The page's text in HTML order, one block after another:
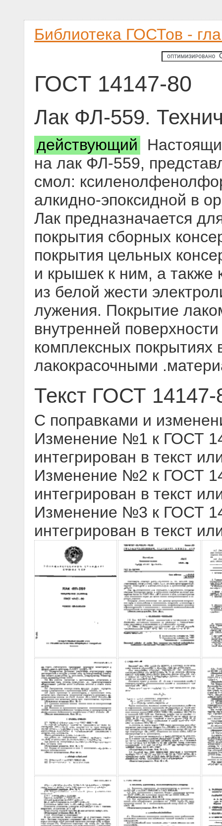
Библиотека ГОСТов -
ГОСТ 14147-80
Лак ФЛ-559.
действующий
на лак ФЛ-559,
смол:
алкидно-эпоксидной в
Лак предназначается
покрытия сборных
покрытия цельных
и крышек к ним, а также
из белой жести
лужения. Покрытие
внутренней
комплексных покрытиях
лакокрасочными
Текст ГОСТ 14147-
С поправками и
Изменение №1 к ГОСТ
интегрирован в текст
Изменение №2 к ГОСТ
интегрирован в текст
Изменение №3 к ГОСТ
интегрирован в текст